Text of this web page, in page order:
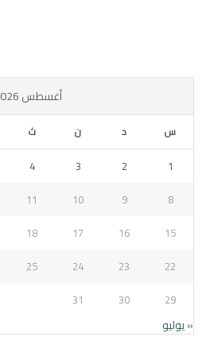
أغسطس 2026
س د ن ث
1
2
3
4
8
9
10
11
15
16
17
18
22
23
24
25
29
30
31
« يوليو